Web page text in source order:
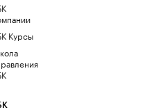
Курсы